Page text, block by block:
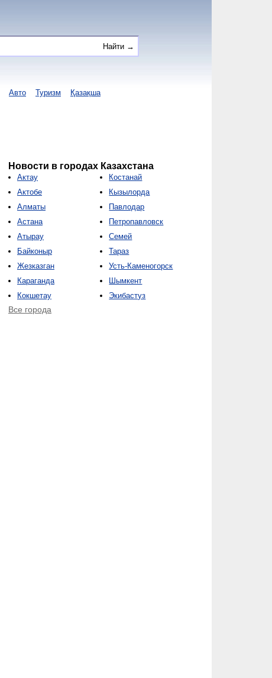
Авто Туризм Қазақша
Новости в городах Казахстана
Актау
Актобе
Алматы
Астана
Атырау
Байконыр
Жезказган
Караганда
Кокшетау
Костанай
Кызылорда
Павлодар
Петропавловск
Семей
Тараз
Усть-Каменогорск
Шымкент
Экибастуз
Все города